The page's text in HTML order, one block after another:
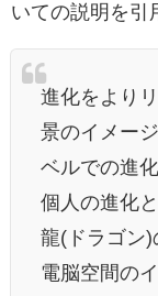
いての説明を引
進化をより
景のイメー
ベルでの進
個人の進化
龍(ドラゴン)
電脳空間の